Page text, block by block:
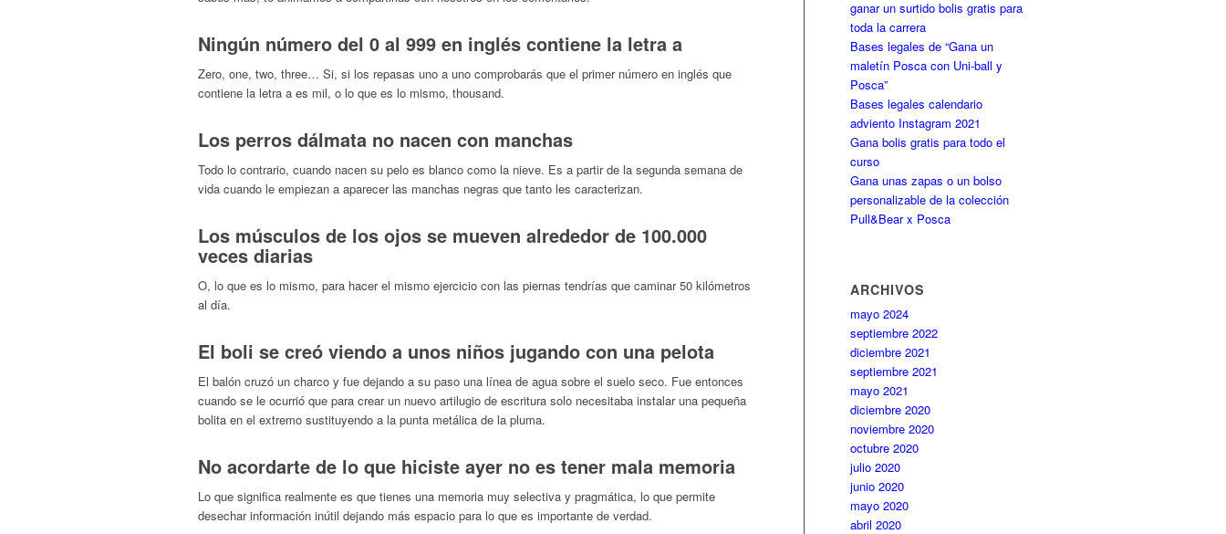
Ningún número del 0 al 999 en inglés contiene la letra a
Zero, one, two, three… Si, si los repasas uno a uno comprobarás que el primer número en inglés que
contiene la letra a es mil, o lo que es lo mismo, thousand.
Los perros dálmata no nacen con manchas
Todo lo contrario, cuando nacen su pelo es blanco como la nieve. Es a partir de la segunda semana de
vida cuando le empiezan a aparecer las manchas negras que tanto les caracterizan.
Los músculos de los ojos se mueven alrededor de 100.000
veces diarias
O, lo que es lo mismo, para hacer el mismo ejercicio con las piernas tendrías que caminar 50 kilómetros
al día.
El boli se creó viendo a unos niños jugando con una pelota
El balón cruzó un charco y fue dejando a su paso una línea de agua sobre el suelo seco. Fue entonces
cuando se le ocurrió que para crear un nuevo artilugio de escritura solo necesitaba instalar una pequeña
bolita en el extremo sustituyendo a la punta metálica de la pluma.
No acordarte de lo que hiciste ayer no es tener mala memoria
Lo que significa realmente es que tienes una memoria muy selectiva y pragmática, lo que permite
desechar información inútil dejando más espacio para lo que es importante de verdad.
ganar un surtido bolis gratis para
toda la carrera
Bases legales de “Gana un
maletín Posca con Uni-ball y
Posca”
Bases legales calendario
adviento Instagram 2021
Gana bolis gratis para todo el
curso
Gana unas zapas o un bolso
personalizable de la colección
Pull&Bear x Posca
ARCHIVOS
mayo 2024
septiembre 2022
diciembre 2021
septiembre 2021
mayo 2021
diciembre 2020
noviembre 2020
octubre 2020
julio 2020
junio 2020
mayo 2020
abril 2020